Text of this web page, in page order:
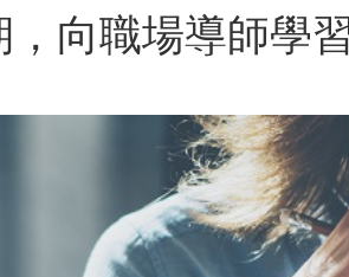
向職場導師學